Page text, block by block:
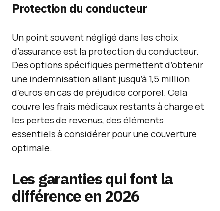
Protection du conducteur
Un point souvent négligé dans les choix
d’assurance est la protection du conducteur.
Des options spécifiques permettent d’obtenir
une indemnisation allant jusqu’à 1,5 million
d’euros en cas de préjudice corporel. Cela
couvre les frais médicaux restants à charge et
les pertes de revenus, des éléments
essentiels à considérer pour une couverture
optimale.
Les garanties qui font la
différence en 2026